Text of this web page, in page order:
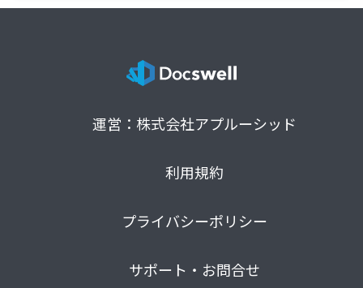
運営：株式会社アプルーシッド
利用規約
プライバシーポリシー
サポート・お問合せ